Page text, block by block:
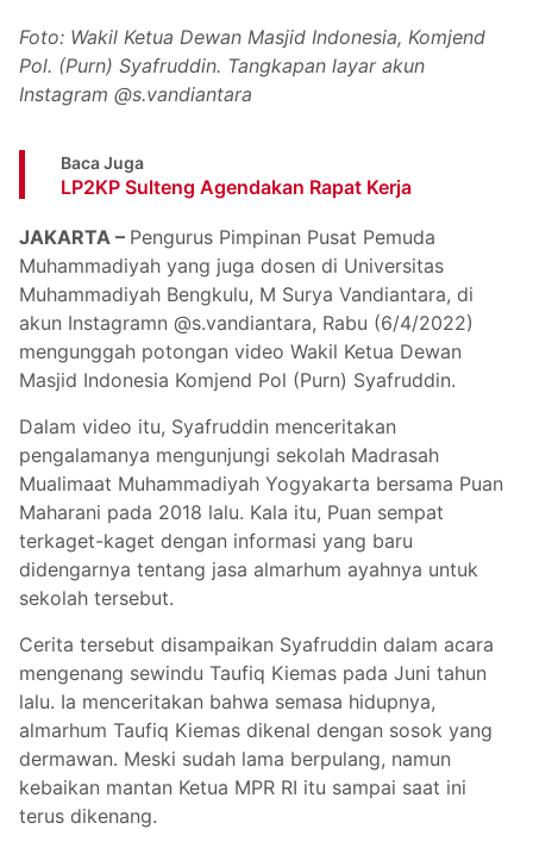
Foto: Wakil Ketua Dewan Masjid Indonesia, Komjend
Pol. (Purn) Syafruddin. Tangkapan layar akun
Instagram @s.vandiantara
Baca Juga
LP2KP Sulteng Agendakan Rapat Kerja
JAKARTA – Pengurus Pimpinan Pusat Pemuda
Muhammadiyah yang juga dosen di Universitas
Muhammadiyah Bengkulu, M Surya Vandiantara, di
akun Instagramn @s.vandiantara, Rabu (6/4/2022)
mengunggah potongan video Wakil Ketua Dewan
Masjid Indonesia Komjend Pol (Purn) Syafruddin.
Dalam video itu, Syafruddin menceritakan
pengalamanya mengunjungi sekolah Madrasah
Mualimaat Muhammadiyah Yogyakarta bersama Puan
Maharani pada 2018 lalu. Kala itu, Puan sempat
terkaget-kaget dengan informasi yang baru
didengarnya tentang jasa almarhum ayahnya untuk
sekolah tersebut.
Cerita tersebut disampaikan Syafruddin dalam acara
mengenang sewindu Taufiq Kiemas pada Juni tahun
lalu. Ia menceritakan bahwa semasa hidupnya,
almarhum Taufiq Kiemas dikenal dengan sosok yang
dermawan. Meski sudah lama berpulang, namun
kebaikan mantan Ketua MPR RI itu sampai saat ini
terus dikenang.